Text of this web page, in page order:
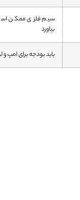
سیم فلزی ممکن
بیاورد
باید بودجه برای امپ